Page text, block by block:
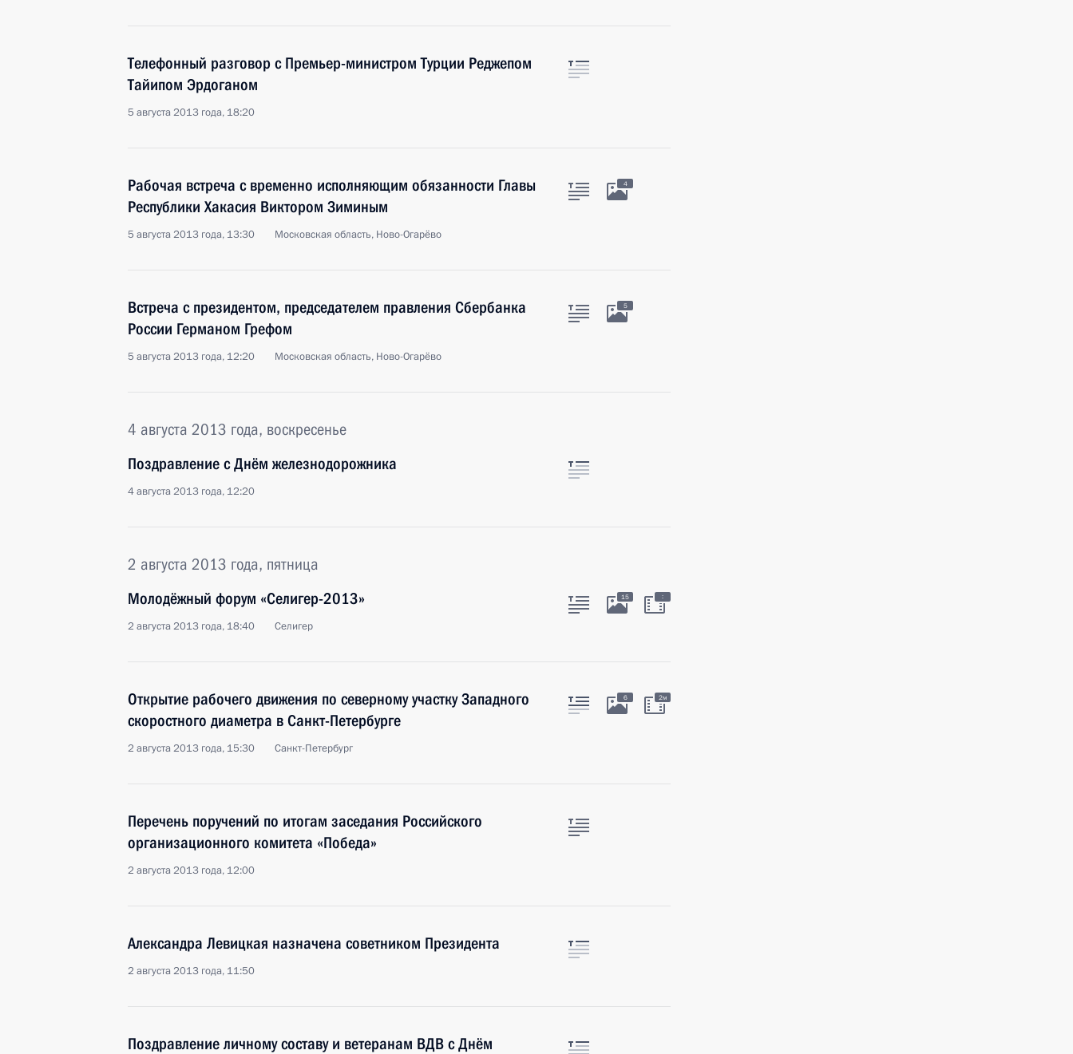
Телефонный разговор с Премьер-министром Турции Реджепом
Тайипом Эрдоганом
5 августа 2013 года, 18:20
Рабочая встреча с временно исполняющим обязанности Главы
Республики Хакасия Виктором Зиминым
5 августа 2013 года, 13:30 Московская область, Ново-Огарёво
4
Встреча с президентом, председателем правления Сбербанка
России Германом Грефом
5 августа 2013 года, 12:20 Московская область, Ново-Огарёво
5
4 августа 2013 года, воскресенье
Поздравление с Днём железнодорожника
4 августа 2013 года, 12:20
2 августа 2013 года, пятница
Молодёжный форум «Селигер-2013»
2 августа 2013 года, 18:40 Селигер
15 :
Открытие рабочего движения по северному участку Западного
скоростного диаметра в Санкт-Петербурге
2 августа 2013 года, 15:30 Санкт-Петербург
6 2м
Перечень поручений по итогам заседания Российского
организационного комитета «Победа»
2 августа 2013 года, 12:00
Александра Левицкая назначена советником Президента
2 августа 2013 года, 11:50
Поздравление личному составу и ветеранам ВДВ с Днём